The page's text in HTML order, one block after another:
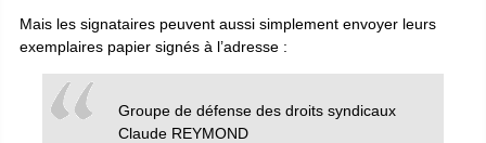
Mais les signataires peuvent aussi simplement envoyer leurs
exemplaires papier signés à l’adresse :
Groupe de défense des droits syndicaux
Claude REYMOND